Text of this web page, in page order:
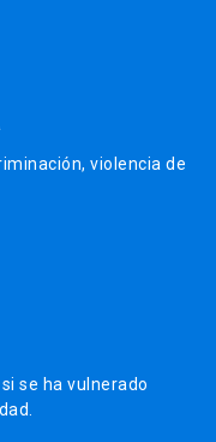
violencia de
se ha vulnerado